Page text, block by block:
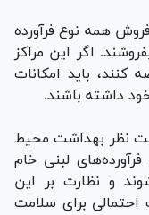
همه نوع فرآورده
اگر این مراکز
کنند، باید امکانات
داشته باشند.
نظر بهداشت محیط
لبنی خام
و نظارت بر این
احتمالی برای سلامت